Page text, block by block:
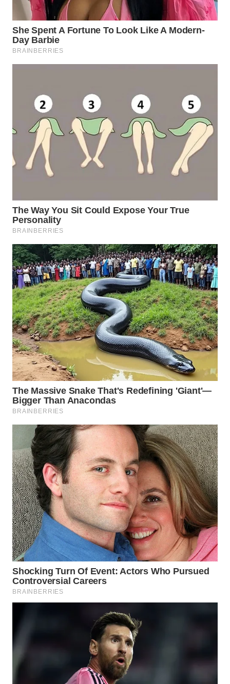
SUMEDANG
WN
CIANJUR
SERIBU
WN
TANGERANG
WN
BINJAI
CIREBON
WN
INDRAMAYU
WN
KUNINGAN
WN
MAJALENGKA
WN
SUBANG
SUKABUMI
WN
PURWAKARTA
WN
PRIANGAN
TIMUR
WN
SEMARANG
WN
SOLO
WN
BOROBUDUR